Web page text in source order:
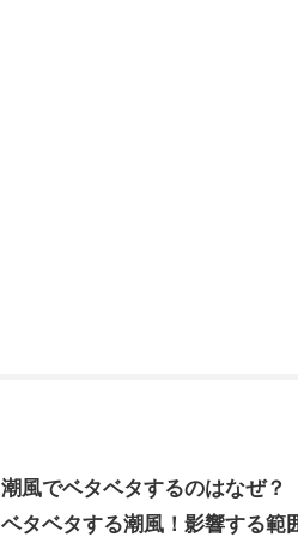
潮風でベタベタするのはなぜ？
ベタベタする潮風！影響する範